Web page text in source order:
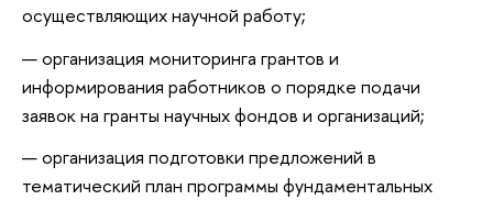
осуществляющих научной работу;
организация мониторинга грантов и
информирования работников о порядке подачи
заявок на гранты научных фондов и организаций;
организация подготовки предложений в
тематический план программы фундаментальных